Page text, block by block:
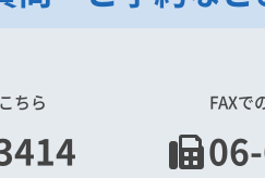
ちら FAXで